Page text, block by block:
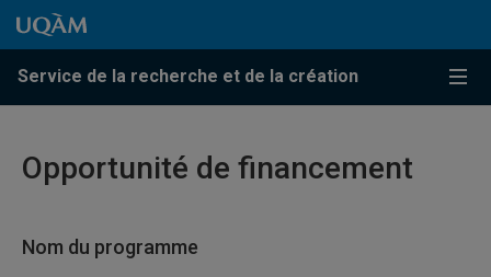
Passer au contenu
Accéder au menu principal
Accéder à la recherche
Passer au contenu
Accéder au menu principal
Service de la recherche et de la création
Menu
Opportunité de financement
Nom du programme